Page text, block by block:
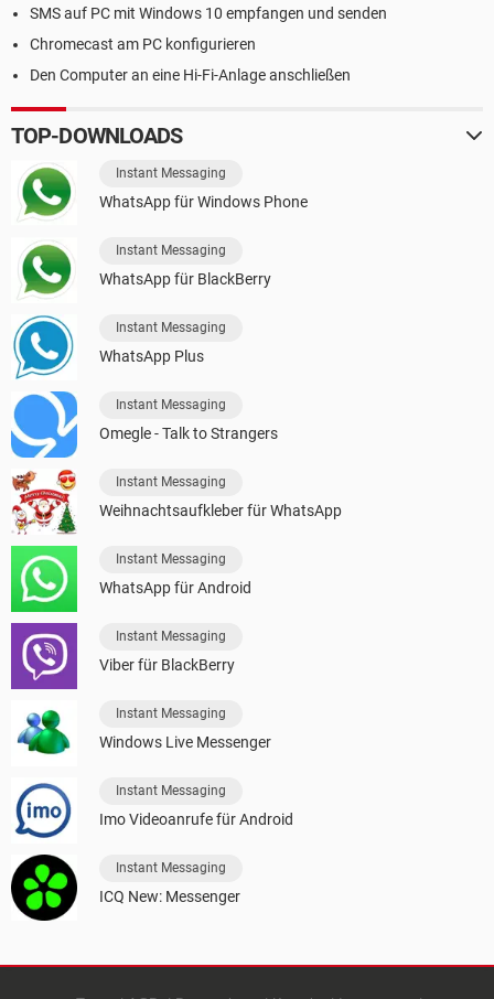
SMS auf PC mit Windows 10 empfangen und senden
Chromecast am PC konfigurieren
Den Computer an eine Hi-Fi-Anlage anschließen
TOP-DOWNLOADS
Instant Messaging
WhatsApp für Windows Phone
Instant Messaging
WhatsApp für BlackBerry
Instant Messaging
WhatsApp Plus
Instant Messaging
Omegle - Talk to Strangers
Instant Messaging
Weihnachtsaufkleber für WhatsApp
Instant Messaging
WhatsApp für Android
Instant Messaging
Viber für BlackBerry
Instant Messaging
Windows Live Messenger
Instant Messaging
Imo Videoanrufe für Android
Instant Messaging
ICQ New: Messenger